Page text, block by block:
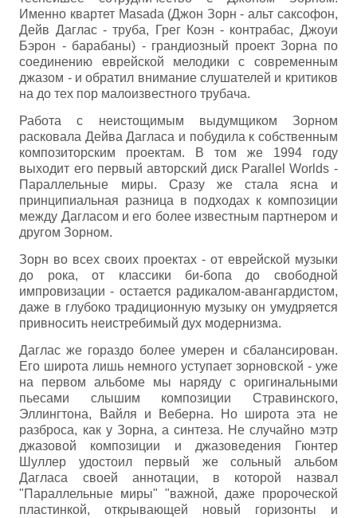
Именно квартет Masada (Джон Зорн - альт саксофон,
Дейв Даглас - труба, Грег Коэн - контрабас, Джоуи
Бэрон - барабаны) - грандиозный проект Зорна по
соединению еврейской мелодики с современным
джазом - и обратил внимание слушателей и критиков
на до тех пор малоизвестного трубача.
Работа с неистощимым выдумщиком Зорном
расковала Дейва Дагласа и побудила к собственным
композиторским проектам. В том же 1994 году
выходит его первый авторский диск Parallel Worlds -
Параллельные миры. Сразу же стала ясна и
принципиальная разница в подходах к композиции
между Дагласом и его более известным партнером и
другом Зорном.
Зорн во всех своих проектах - от еврейской музыки
до рока, от классики би-бопа до свободной
импровизации - остается радикалом-авангардистом,
даже в глубоко традиционную музыку он умудряется
привносить неистребимый дух модернизма.
Даглас же гораздо более умерен и сбалансирован.
Его широта лишь немного уступает зорновской - уже
на первом альбоме мы наряду с оригинальными
пьесами слышим композиции Стравинского,
Эллингтона, Вайля и Веберна. Но широта эта не
разброса, как у Зорна, а синтеза. Не случайно мэтр
джазовой композиции и джазоведения Гюнтер
Шуллер удостоил первый же сольный альбом
Дагласа своей аннотации, в которой назвал
"Параллельные миры" "важной, даже пророческой
пластинкой, открывающей новый горизонты и